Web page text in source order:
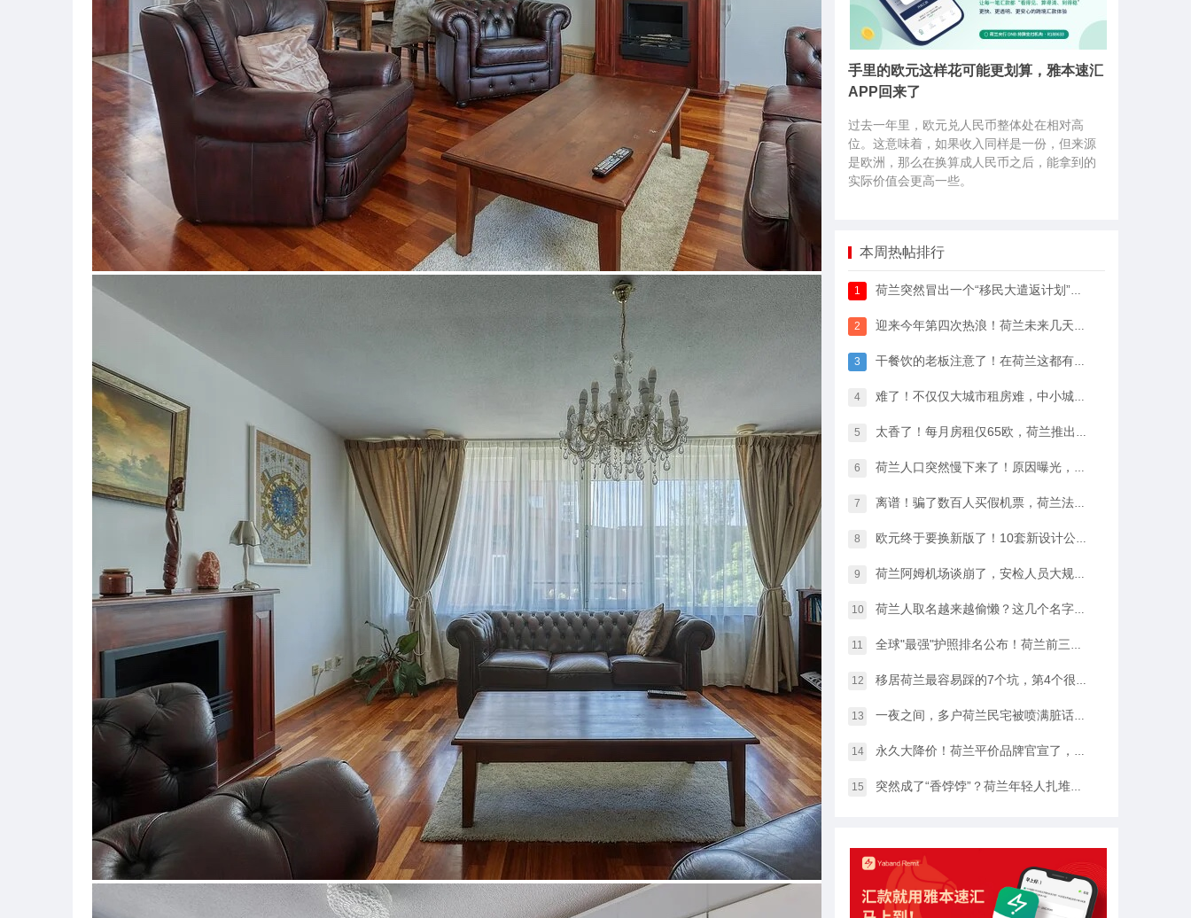
手里的欧元这样花可能更划算，雅本速汇
APP回来了
过去一年里，欧元兑人民币整体处在相对高
位。这意味着，如果收入同样是一份，但来源
是欧洲，那么在换算成人民币之后，能拿到的
实际价值会更高一些。
本周热帖排行
1 荷兰突然冒出一个“移民大遣返计划”，64万人已经签字支持
2 迎来今年第四次热浪！荷兰未来几天最高33℃，八月中开始…
3 干餐饮的老板注意了！在荷兰这都有人偷，全过程很淡定
4 难了！不仅仅大城市租房难，中小城市的房租开始暴涨
5 太香了！每月房租仅65欧，荷兰推出学生住宿优惠福利…
6 荷兰人口突然慢下来了！原因曝光，不是因为没人生孩子
7 离谱！骗了数百人买假机票，荷兰法院竟然没判他坐牢
8 欧元终于要换新版了！10套新设计公布，你最喜欢哪一款？
9 荷兰阿姆机场谈崩了，安检人员大规模停工越来越近…
10 荷兰人取名越来越偷懒？这几个名字几乎满大街都是
11 全球"最强"护照排名公布！荷兰前三，中国护照进步很大
12 移居荷兰最容易踩的7个坑，第4个很多人都会中招…
13 一夜之间，多户荷兰民宅被喷满脏话，只因支持难民…
14 永久大降价！荷兰平价品牌官宣了，将硬扛Temu和SHEIN
15 突然成了“香饽饽”？荷兰年轻人扎堆当老师，发生了什么？